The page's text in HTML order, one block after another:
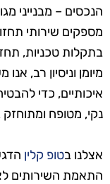
הנכסים – מבנייני
מספקים שירותי
בתקלות טכניות,
מיומן וניסיון רב,
איכותיים, כדי
נקי, מטופח
אצלנו בטופ קלין
התאמת השירותים